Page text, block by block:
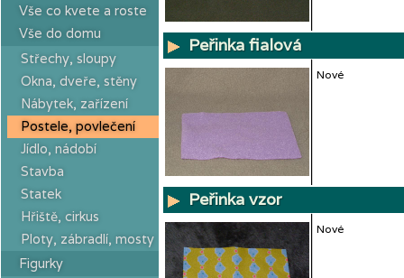
Vše co kvete a roste
Vše do domu
Střechy, sloupy
Okna, dveře, stěny
Nábytek, zařízení
Postele, povlečení
Jídlo, nádobí
Stavba
Statek
Hřiště, cirkus
Ploty, zábradlí, mosty
Figurky
Peřinka fialová
Nové
Peřinka vzor
Nové